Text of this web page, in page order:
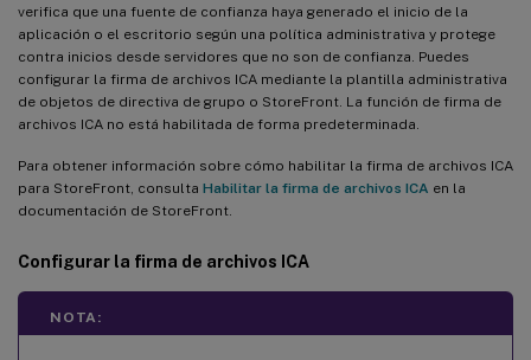
verifica que una fuente de confianza haya generado el inicio de la
aplicación o el escritorio según una política administrativa y protege
contra inicios desde servidores que no son de confianza. Puedes
configurar la firma de archivos ICA mediante la plantilla administrativa
de objetos de directiva de grupo o StoreFront. La función de firma de
archivos ICA no está habilitada de forma predeterminada.
Para obtener información sobre cómo habilitar la firma de archivos ICA
para StoreFront, consulta Habilitar la firma de archivos ICA en la
documentación de StoreFront.
Configurar la firma de archivos ICA
NOTA: